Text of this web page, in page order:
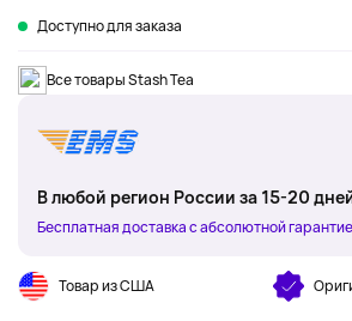
Доступно для заказа
Все товары Stash Tea
В любой регион России за 15-20
Бесплатная доставка с абсолютной
Товар из США